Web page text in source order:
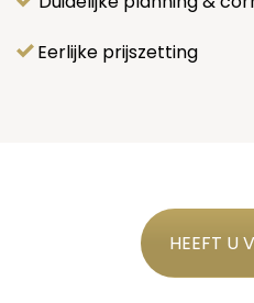
Eerlijke prijszetting
HEEFT U